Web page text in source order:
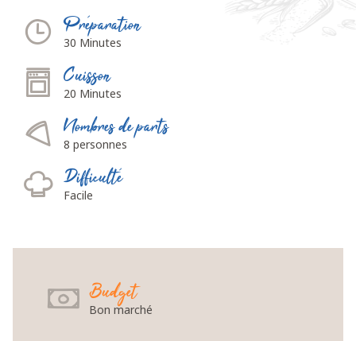
Préparation
30 Minutes
Cuisson
20 Minutes
Nombres de parts
8 personnes
Difficulté
Facile
Budget
Bon marché